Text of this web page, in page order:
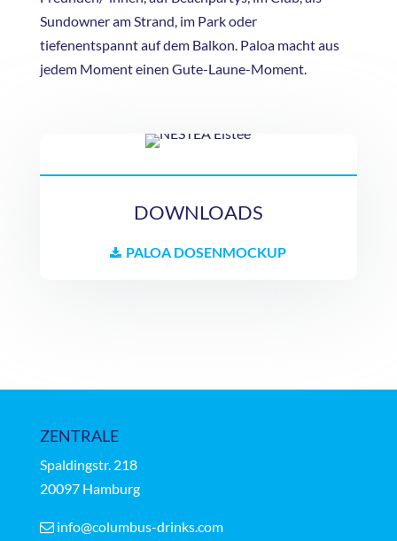
Sundowner am Strand, im Park oder
tiefenentspannt auf dem Balkon. Paloa macht aus
jedem Moment einen Gute-Laune-Moment.
DOWNLOADS
PALOA DOSENMOCKUP
ZENTRALE
Spaldingstr. 218
20097 Hamburg
info@columbus-drinks.com